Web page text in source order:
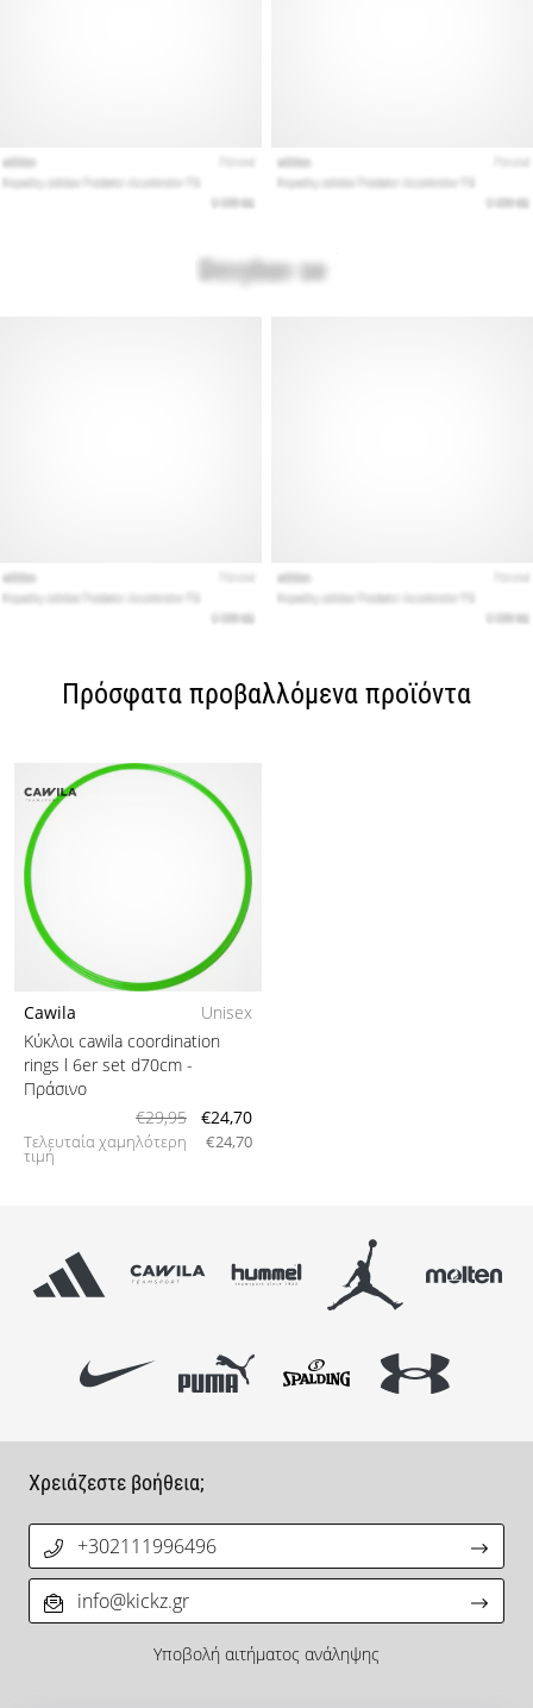
Πρόσφατα προβαλλόμενα προϊόντα
Cawila
Unisex
Κύκλοι cawila coordination
rings l 6er set d70cm -
Πράσινο
€29,95
€24,70
Τελευταία χαμηλότερη
τιμή
€24,70
Χρειάζεστε βοήθεια;
+302111996496
info@kickz.gr
Υποβολή αιτήματος ανάληψης